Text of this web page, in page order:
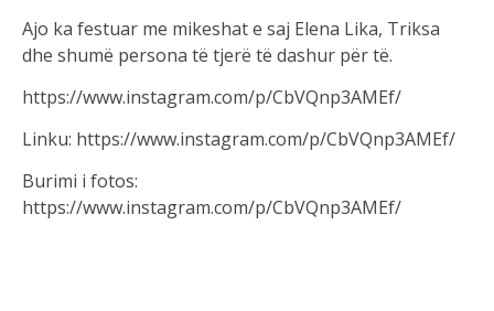
Ajo ka festuar me mikeshat e saj Elena Lika, Triksa
dhe shumë persona të tjerë të dashur për të.
https://www.instagram.com/p/CbVQnp3AMEf/
Linku: https://www.instagram.com/p/CbVQnp3AMEf/
Burimi i fotos:
https://www.instagram.com/p/CbVQnp3AMEf/